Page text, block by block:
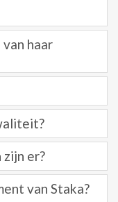
haar
er?
van Staka?